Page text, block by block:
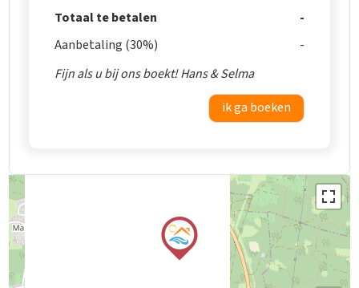
Totaal te betalen
Aanbetaling (30%)
Fijn als u bij ons boekt! Hans & Selma
ik ga boeken